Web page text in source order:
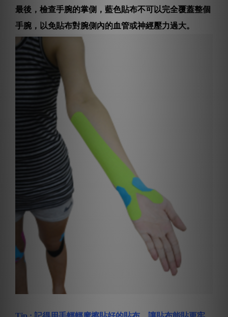
最後，檢查手腕的掌側，藍色貼布不可以完全覆蓋整個
手腕，以免貼布對腕側內的血管或神經壓力過大。